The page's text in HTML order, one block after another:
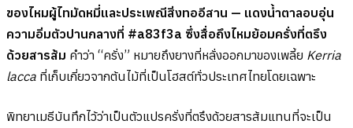
ของไหมผู้ไทมัดหมี่และประเพณีสิ่งทออีสาน — แดงน้ำตาลอบอุ่น
ความอิ่มตัวปานกลางที่ #a83f3a ซึ่งสื่อถึงไหมย้อมครั่งที่ตรึง
ด้วยสารส้ม คำว่า “ครั่ง” หมายถึงยางที่หลั่งออกมาของเพลี้ย Kerria
lacca ที่เก็บเกี่ยวจากต้นไม้ที่เป็นโฮสต์ทั่วประเทศไทยโดยเฉพาะ
พิทยาเมธีบันทึกไว้ว่าเป็นตัวแปรครั่งที่ตรึงด้วยสารส้มแทนที่จะเป็น